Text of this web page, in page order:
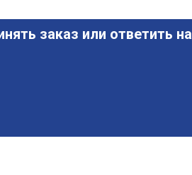
заказ или ответить на